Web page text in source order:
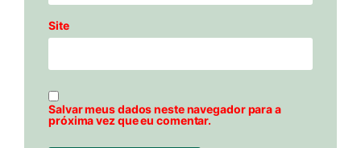
Site
Salvar meus dados neste navegador para a
próxima vez que eu comentar.